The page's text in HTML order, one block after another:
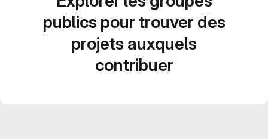
publics pour trouver des
projets auxquels
contribuer